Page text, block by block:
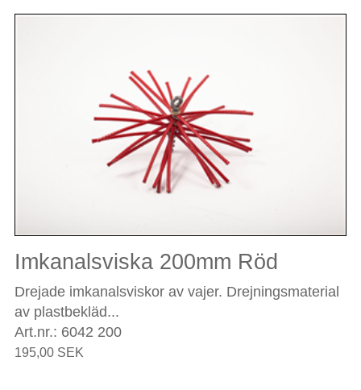
Imkanalsviska 200mm Röd
Drejade imkanalsviskor av vajer. Drejningsmaterial
av plastbekläd...
Art.nr.: 6042 200
195,00 SEK